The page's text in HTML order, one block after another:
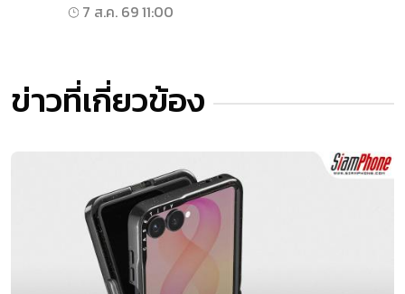
7 ส.ค. 69 11:00
ข่าวที่เกี่ยวข้อง